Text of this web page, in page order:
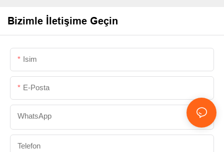
Bizimle İletişime Geçin
Isim
E-Posta
WhatsApp
Telefon